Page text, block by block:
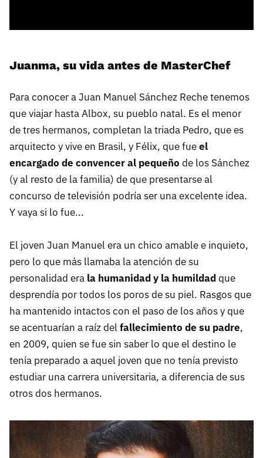
Juanma, su vida antes de MasterChef
Para conocer a Juan Manuel Sánchez Reche tenemos
que viajar hasta Albox, su pueblo natal. Es el menor
de tres hermanos, completan la triada Pedro, que es
arquitecto y vive en Brasil, y Félix, que fueel
encargado de convencer al pequeño de los Sánchez
(y al resto de la familia) de que presentarse al
concurso de televisión podría ser una excelente idea.
Y vaya si lo fue...
El joven Juan Manuel era un chico amable e inquieto,
pero lo que más llamaba la atención de su
personalidad era la humanidad y la humildadque
desprendía por todos los poros de su piel. Rasgos que
ha mantenido intactos con el paso de los años y que
se acentuarían a raíz del fallecimiento de su padre,
en 2009, quien se fue sin saber lo que el destino le
tenía preparado a aquel joven que no tenía previsto
estudiar una carrera universitaria, a diferencia de sus
otros dos hermanos.